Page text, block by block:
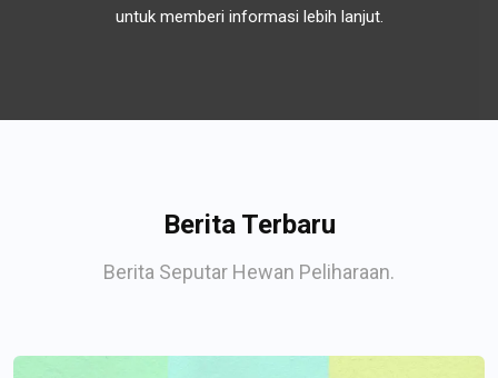
untuk memberi informasi lebih lanjut.
Berita Terbaru
Berita Seputar Hewan Peliharaan.